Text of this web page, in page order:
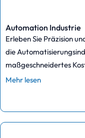
Automation Industrie
Erleben Sie Präzision
die
maßgeschneidertes
Mehr lesen